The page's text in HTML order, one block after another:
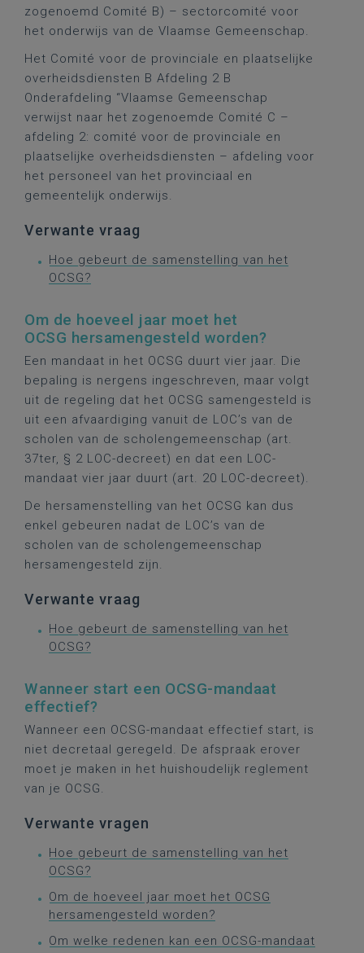
zogenoemd Comité B) – sectorcomité voor
het onderwijs van de Vlaamse Gemeenschap.
Het Comité voor de provinciale en plaatselijke
overheidsdiensten B Afdeling 2 B
Onderafdeling “Vlaamse Gemeenschap
verwijst naar het zogenoemde Comité C –
afdeling 2: comité voor de provinciale en
plaatselijke overheidsdiensten – afdeling voor
het personeel van het provinciaal en
gemeentelijk onderwijs.
Verwante vraag
Hoe gebeurt de samenstelling van het
OCSG?
Om de hoeveel jaar moet het
OCSG hersamengesteld worden?
Een mandaat in het OCSG duurt vier jaar. Die
bepaling is nergens ingeschreven, maar volgt
uit de regeling dat het OCSG samengesteld is
uit een afvaardiging vanuit de LOC’s van de
scholen van de scholengemeenschap (art.
37ter, § 2 LOC-decreet) en dat een LOC-
mandaat vier jaar duurt (art. 20 LOC-decreet).
De hersamenstelling van het OCSG kan dus
enkel gebeuren nadat de LOC’s van de
scholen van de scholengemeenschap
hersamengesteld zijn.
Verwante vraag
Hoe gebeurt de samenstelling van het
OCSG?
Wanneer start een OCSG-mandaat
effectief?
Wanneer een OCSG-mandaat effectief start, is
niet decretaal geregeld. De afspraak erover
moet je maken in het huishoudelijk reglement
van je OCSG.
Verwante vragen
Hoe gebeurt de samenstelling van het
OCSG?
Om de hoeveel jaar moet het OCSG
hersamengesteld worden?
Om welke redenen kan een OCSG-mandaat